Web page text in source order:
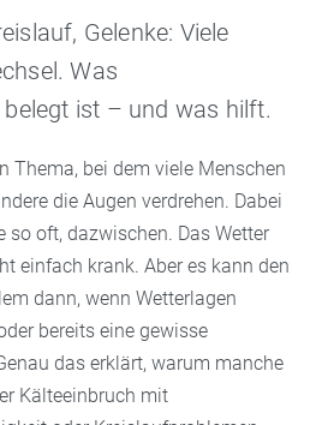
Gelenke: Viele
Was
ist – und was hilft.
Thema, bei dem viele Menschen
die Augen verdrehen. Dabei
so oft, dazwischen. Das Wetter
einfach krank. Aber es kann den
dann, wenn Wetterlagen
bereits eine gewisse
das erklärt, warum manche
Kälteeinbruch mit